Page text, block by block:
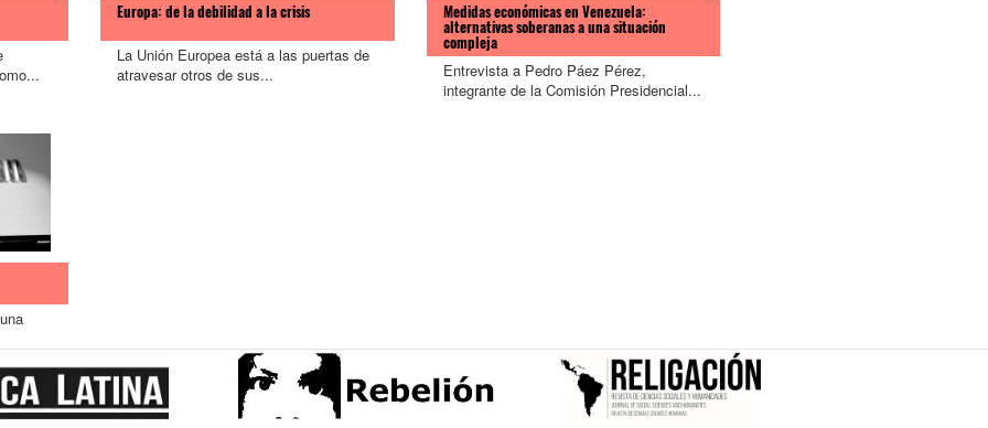
Europa: de la debilidad a la crisis
La Unión Europea está a las puertas de
atravesar otros de sus...
Medidas económicas en Venezuela:
alternativas soberanas a una situación
compleja
Entrevista a Pedro Páez Pérez,
integrante de la Comisión Presidencial...